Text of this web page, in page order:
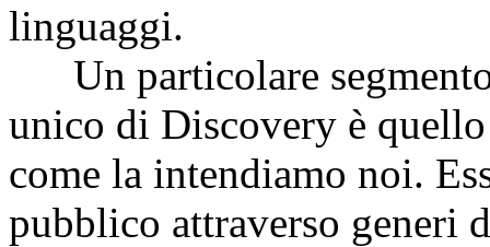
linguaggi.
Un particolare
unico di Discovery è
come la intendiamo noi.
pubblico attraverso generi